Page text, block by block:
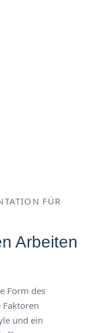
FÜR
Arbeiten
Form des
und ein